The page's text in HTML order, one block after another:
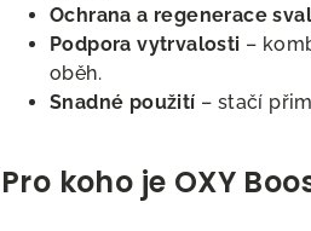
Ochrana a regenerace
Podpora vytrvalosti –
oběh.
Snadné použití – stačí
Pro koho je OXY